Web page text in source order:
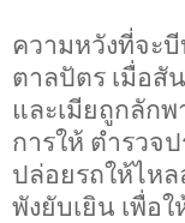
ความหวังที่จะ
ตาลปัตร เมื่อสั
และเมียถูกลักพ
การให้ ตำรวจ
ปล่อยรถให้ไห
พังยับเยิน เพื่อ